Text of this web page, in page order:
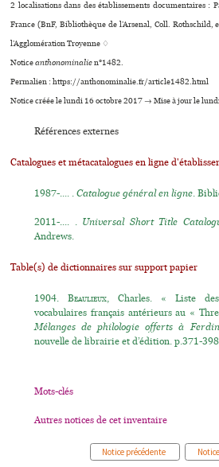
2 localisations dans des établissements documentaires :
France (BnF, Bibliothèque de l’Arsenal, Coll.
l’Agglomération Troyenne ♢
Noticeanthonominalien°1482.
Permalien : https://anthonominalie.fr/article1482.html
Notice créée le lundi 16 octobre 2017 → Mise à jour le
Références externes
Catalogues et métacatalogues en ligne
1987-.... .Catalogue général en ligne.
2011-.... . Universal Short Title
Andrews.
Table(s) de dictionnaires sur support papier
1904.Beaulieux, Charles. « Liste
vocabulaires français antérieurs au «
Mélanges de philologie offerts à
nouvelle de librairie et d’édition. p.371-
Mots-clés
Autres notices de cet inventaire
Notice précédente